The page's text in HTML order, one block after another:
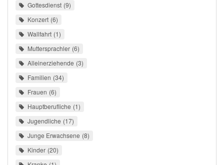
Gottesdienst 9
Konzert 6
Wallfahrt 1
Muttersprachler 6
Alleinerziehende 3
Familien 34
Frauen 6
Hauptberufliche 1
Jugendliche 17
Junge Erwachsene 8
Kinder 20